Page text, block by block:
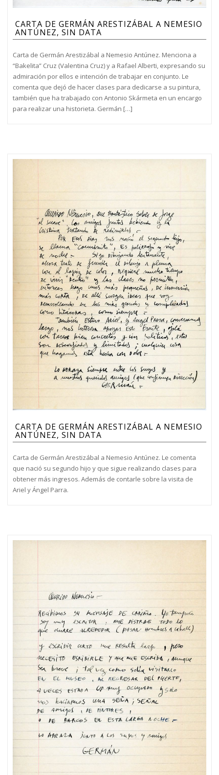
CARTA DE GERMÁN ARESTIZÁBAL A NEMESIO
ANTÚNEZ, SIN DATA
Carta de Germán Arestizábal a Nemesio Antúnez. Menciona a
“Bakelita” Cruz (Valentina Cruz) y a Rafael Alberti, expresando su
admiración por ellos e intención de trabajar en conjunto. Le
comenta que dejó de hacer clases para dedicarse a su pintura,
también que ha trabajado con Antonio Skármeta en un encargo
para realizar una historieta. Germán […]
CARTA DE GERMÁN ARESTIZÁBAL A NEMESIO
ANTÚNEZ, SIN DATA
Carta de Germán Arestizábal a Nemesio Antúnez. Le comenta
que nació su segundo hijo y que sigue realizando clases para
obtener más ingresos. Además de contarle sobre la visita de
Ariel y Ángel Parra.